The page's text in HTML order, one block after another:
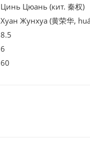
Цинь Цюань (кит. 秦权)
Хуан Жунхуа (黄荣华,
8.5
6
60